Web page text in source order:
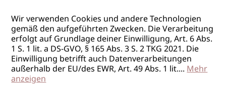
Wir verwenden Cookies und andere Technologien
gemäß den aufgeführten Zwecken. Die Verarbeitung
erfolgt auf Grundlage deiner Einwilligung, Art. 6 Abs.
1 S. 1 lit. a DS-GVO, § 165 Abs. 3 S. 2 TKG 2021. Die
Einwilligung betrifft auch Datenverarbeitungen
außerhalb der EU/des EWR, Art. 49 Abs. 1 lit....Mehr
anzeigen